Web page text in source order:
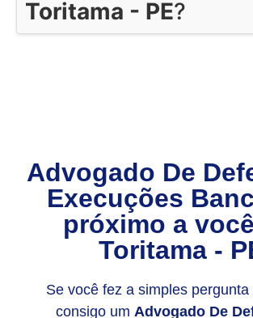
Toritama - PE?
Advogado De
Execuções
próximo a
Toritama -
Se você fez a simples pergunta
consigo um Advogado De